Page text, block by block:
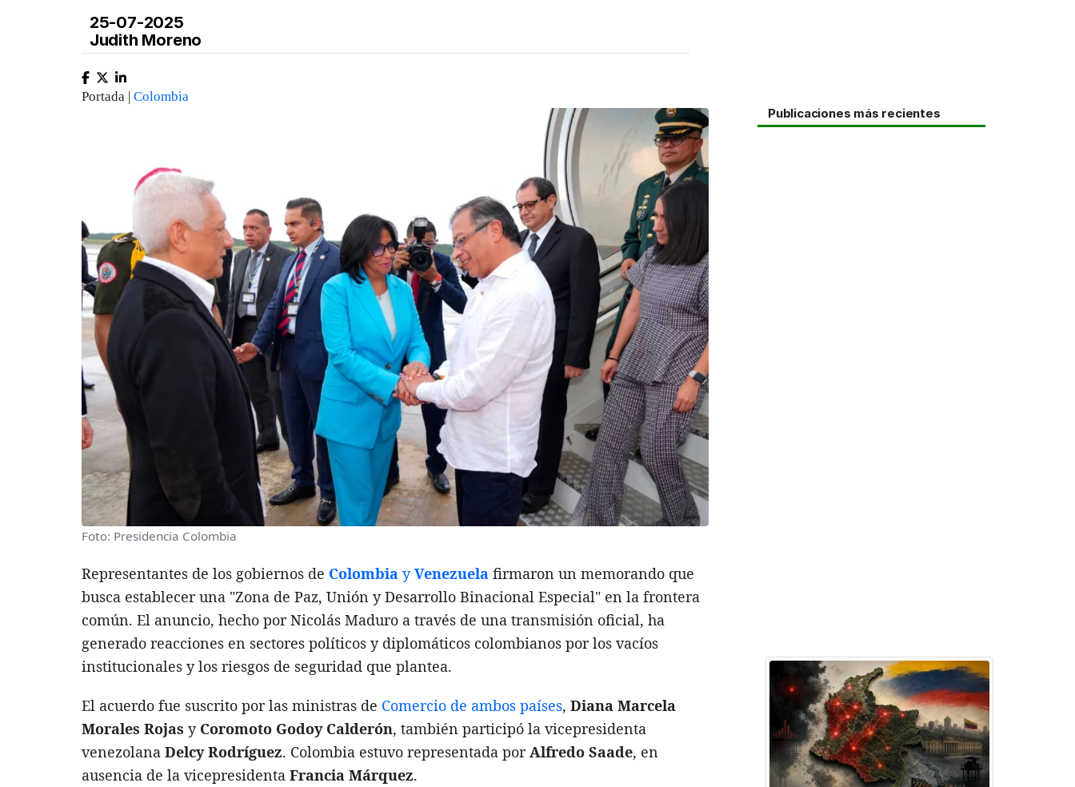
25-07-2025
Judith Moreno
Portada | Colombia
Foto: Presidencia Colombia
Representantes de los gobiernos de Colombia yVenezuela firmaron un memorando que
busca establecer una "Zona de Paz, Unión y Desarrollo Binacional Especial" en la frontera
común. El anuncio, hecho por Nicolás Maduro a través de una transmisión oficial, ha
generado reacciones en sectores políticos y diplomáticos colombianos por los vacíos
institucionales y los riesgos de seguridad que plantea.
El acuerdo fue suscrito por las ministras de Comercio de ambos países, Diana Marcela
Morales Rojas y Coromoto Godoy Calderón, también participó la vicepresidenta
venezolana Delcy Rodríguez. Colombia estuvo representada porAlfredo Saade, en
ausencia de la vicepresidenta Francia Márquez.
Publicaciones más recientes